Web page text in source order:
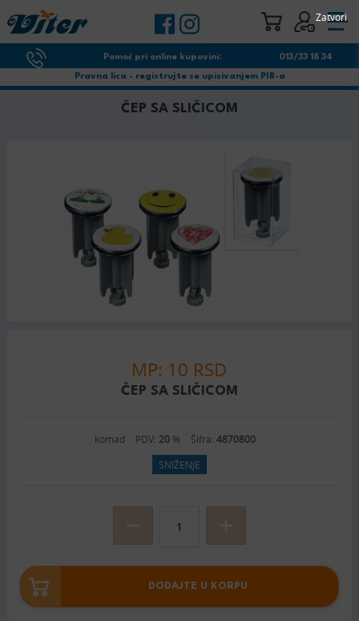
Pomoć pri online kupovini: 013/33 18 34
Pravna lica - registrujte se upisivanjem PIB-a
ČEP SA SLIČICOM
MP: 10 RSD
ČEP SA SLIČICOM
komad PDV: 20 % Šifra:4870800
SNIŽENJE
DODAJTE U KORPU
Zatvori